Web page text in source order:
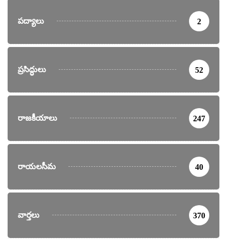
పద్యాలు 2
ప్రసిద్ధులు 52
రాజకీయాలు 247
రాయలసీమ 40
వార్తలు 370